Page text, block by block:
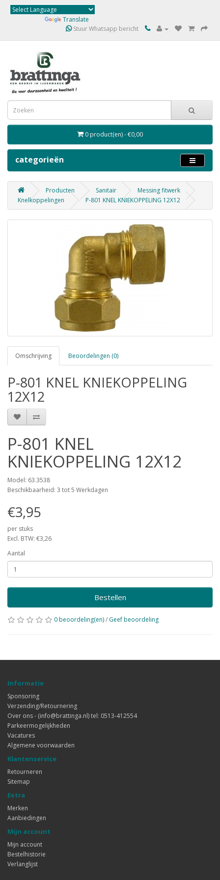
Translate
Stuur Whatsapp bericht
0 product(en) - €0,00
categorieën
Producten Sanitair
Messing fitwerk
Knelkoppelingen
P-801 KNEL KNIEKOPPELING 12X12
Omschrijving Beoordelingen (0)
P-801 KNEL KNIEKOPPELING
12X12
P-801 KNEL
KNIEKOPPELING 12X12
Model: 63.3538
Beschikbaarheid: 3 tot 5 Werkdagen
€3,95
per stuks
Excl. BTW: €3,26
Aantal
Bestellen
0 beoordeling(en)/ Geef beoordeling
Informatie
Sponsoring
Verzending/Retournering
Over ons - (info@brattinga.nl) tel: 0513-412554
Parkeermogelijkheden
Vacatures
Algemene voorwaarden
Klantenservice
Retourneren
Sitemap
Extra
Merken
Aanbiedingen
Mijn account
Mijn account
Bestelhistorie
Verlanglijst